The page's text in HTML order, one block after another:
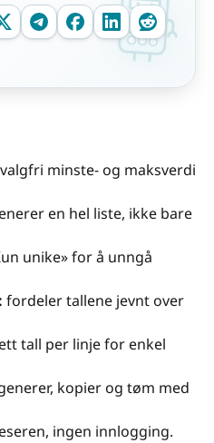
minste- og maksverdi
en hel liste, ikke bare
unike» for å unngå
fordeler tallene jevnt over
ett tall per linje for enkel
kopier og tøm med
ingen innlogging.